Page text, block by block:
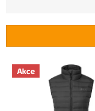
r
V Akce